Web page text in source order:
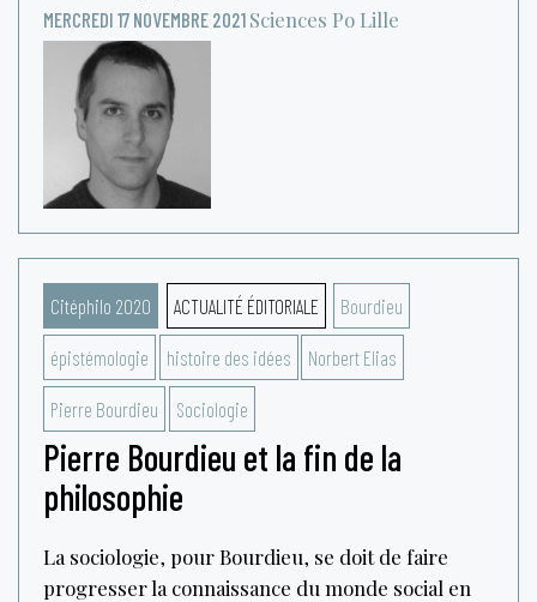
MERCREDI 17 NOVEMBRE 2021 Sciences Po Lille
Citéphilo 2020 ACTUALITÉ ÉDITORIALE Bourdieu
épistémologie histoire des idées Norbert Elias
Pierre Bourdieu Sociologie
Pierre Bourdieu et la fin de la
philosophie
La sociologie, pour Bourdieu, se doit de faire
progresser la connaissance du monde social en